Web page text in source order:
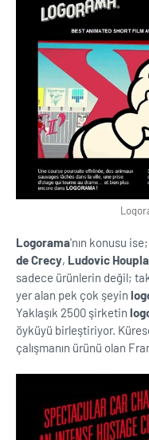
Logorama'nın konusu ise;
de Crecy, Ludovic
sadece ürünlerin değil;
yer alan pek çok şeyin
Yaklaşık 2500 şirketin
öyküyü birleştiriyor.
çalışmanın ürünü olan